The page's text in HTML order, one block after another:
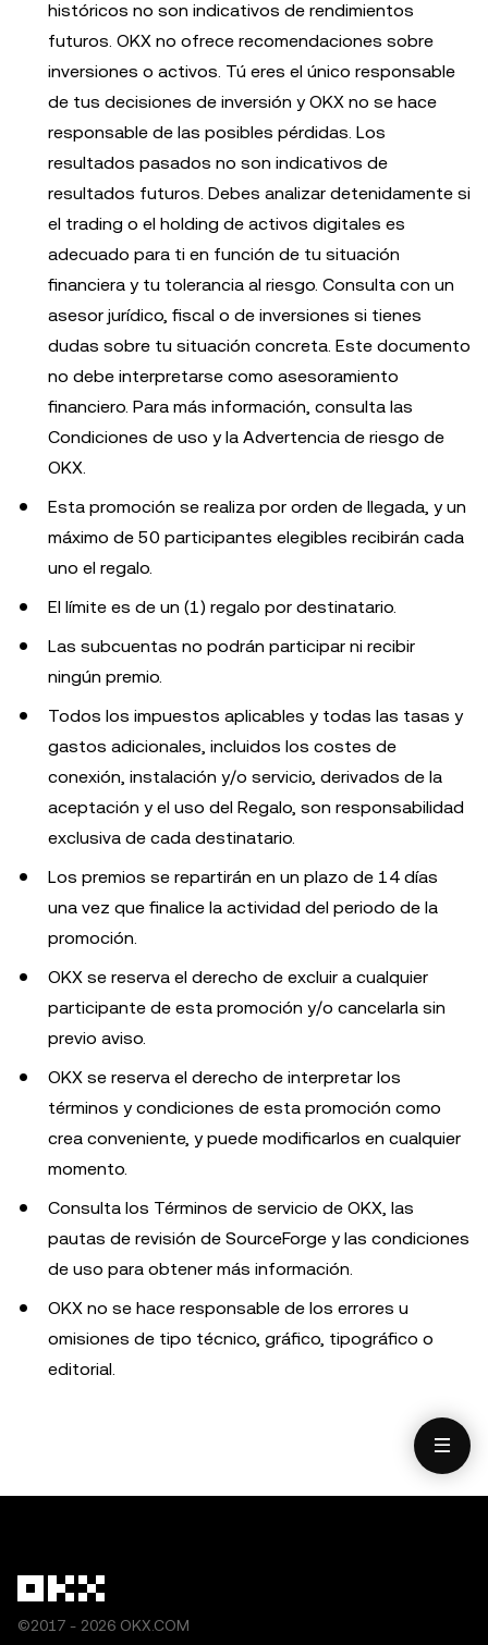
históricos no son indicativos de rendimientos
futuros. OKX no ofrece recomendaciones sobre
inversiones o activos. Tú eres el único responsable
de tus decisiones de inversión y OKX no se hace
responsable de las posibles pérdidas. Los
resultados pasados no son indicativos de
resultados futuros. Debes analizar detenidamente si
el trading o el holding de activos digitales es
adecuado para ti en función de tu situación
financiera y tu tolerancia al riesgo. Consulta con un
asesor jurídico, fiscal o de inversiones si tienes
dudas sobre tu situación concreta. Este documento
no debe interpretarse como asesoramiento
financiero. Para más información, consulta las
Condiciones de uso y la Advertencia de riesgo de
OKX.
Esta promoción se realiza por orden de llegada, y un
máximo de 50 participantes elegibles recibirán cada
uno el regalo.
El límite es de un (1) regalo por destinatario.
Las subcuentas no podrán participar ni recibir
ningún premio.
Todos los impuestos aplicables y todas las tasas y
gastos adicionales, incluidos los costes de
conexión, instalación y/o servicio, derivados de la
aceptación y el uso del Regalo, son responsabilidad
exclusiva de cada destinatario.
Los premios se repartirán en un plazo de 14 días
una vez que finalice la actividad del periodo de la
promoción.
OKX se reserva el derecho de excluir a cualquier
participante de esta promoción y/o cancelarla sin
previo aviso.
OKX se reserva el derecho de interpretar los
términos y condiciones de esta promoción como
crea conveniente, y puede modificarlos en cualquier
momento.
Consulta los Términos de servicio de OKX, las
pautas de revisión de SourceForge y las condiciones
de uso para obtener más información.
OKX no se hace responsable de los errores u
omisiones de tipo técnico, gráfico, tipográfico o
editorial.
©2017 - 2026 OKX.COM